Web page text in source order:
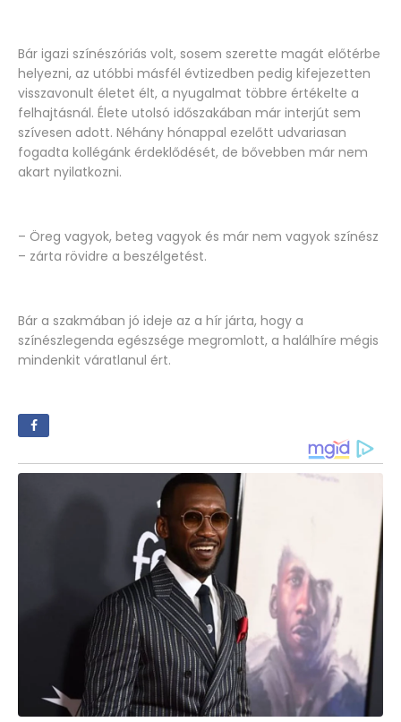
Bár igazi színészóriás volt, sosem szerette magát előtérbe
helyezni, az utóbbi másfél évtizedben pedig kifejezetten
visszavonult életet élt, a nyugalmat többre értékelte a
felhajtásnál. Élete utolsó időszakában már interjút sem
szívesen adott. Néhány hónappal ezelőtt udvariasan
fogadta kollégánk érdeklődését, de bővebben már nem
akart nyilatkozni.
– Öreg vagyok, beteg vagyok és már nem vagyok színész
– zárta rövidre a beszélgetést.
Bár a szakmában jó ideje az a hír járta, hogy a
színészlegenda egészsége megromlott, a halálhíre mégis
mindenkit váratlanul ért.